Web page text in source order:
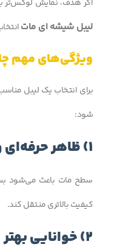
اگر هدف، نمایش لوکس‌تر
لیبل شیشه ای مات
ویژگی‌های مهم
برای انتخاب یک لیبل
شود:
1) ظاهر حرفه‌ای و لوکس
سطح مات باعث می‌شود
کیفیت بالاتری منتقل کند.
2) خوانایی بهتر